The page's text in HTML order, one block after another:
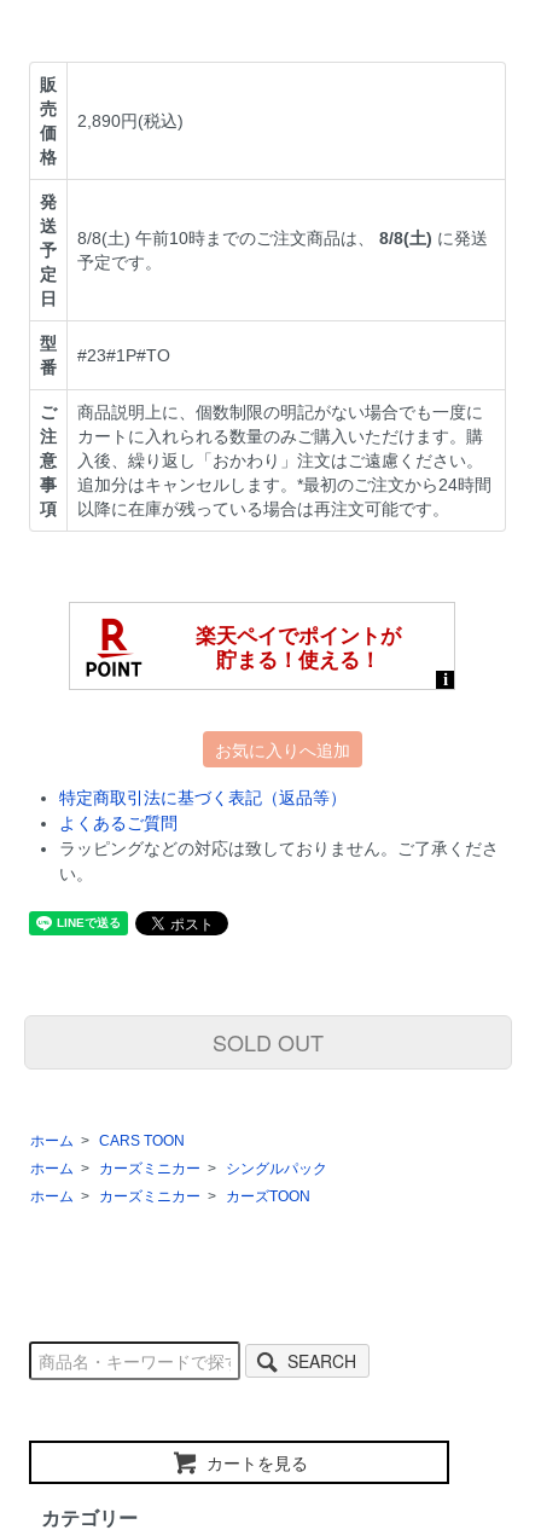
販
売
価
格
2,890円(税込)
発
送
予
定
日
8/8(土) 午前10時までのご注文商品は、8/8(土) に発送
予定です。
型
番
#23#1P#TO
ご
注
意
事
項
商品説明上に、個数制限の明記がない場合でも一度に
カートに入れられる数量のみご購入いただけます。購
入後、繰り返し「おかわり」注文はご遠慮ください。
追加分はキャンセルします。*最初のご注文から24時間
以降に在庫が残っている場合は再注文可能です。
お気に入りへ追加
特定商取引法に基づく表記（返品等）
よくあるご質問
ラッピングなどの対応は致しておりません。ご了承くださ
い。
SOLD OUT
ホーム > CARS TOON
ホーム > カーズミニカー >
シングルパック
ホーム > カーズミニカー > カーズTOON
SEARCH
カートを見る
カテゴリー